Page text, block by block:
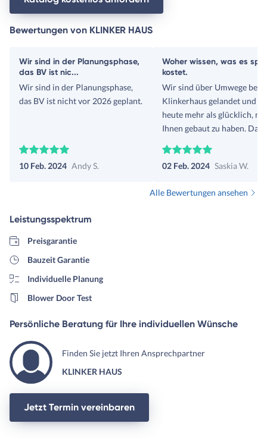
Bewertungen von KLINKER HAUS
Wir sind in der Planungsphase,
das BV ist nic...
Wir sind in der Planungsphase,
das BV ist nicht vor 2026 geplant.
10 Feb. 2024 Andy S.
Woher wissen, was es
kostet.
Wir sind über Umwege bei
Klinkerhaus gelandet und
heute mehr als glücklich, mit
Ihnen gebaut zu haben.
namenhaften Franchise-
Baufirma, da wir sonst (so
Grundstücke ran gekommen
Boden. Man sagte uns am
Haustypen viel zu hoch und
02 Feb. 2024 Saskia W.
Alle Bewertungen ansehen
Leistungsspektrum
Preisgarantie
Bauzeit Garantie
Individuelle Planung
Blower Door Test
Persönliche Beratung für Ihre individuellen Wünsche
Finden Sie jetzt Ihren Ansprechpartner
KLINKER HAUS
Jetzt Termin vereinbaren